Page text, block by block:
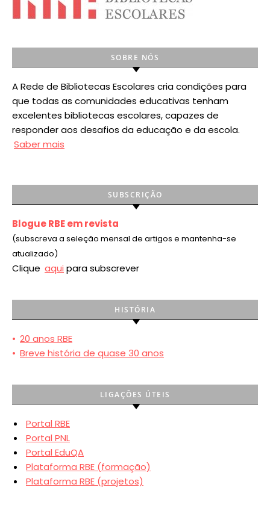
SOBRE NÓS
A Rede de Bibliotecas Escolares cria condições para
que todas as comunidades educativas tenham
excelentes bibliotecas escolares, capazes de
responder aos desafios da educação e da escola.
Saber mais
SUBSCRIÇÃO
Blogue RBE em revista
(subscreva a seleção mensal de artigos e mantenha-se
atualizado)
Clique aqui para subscrever
HISTÓRIA
• 20 anos RBE
• Breve história de quase 30 anos
LIGAÇÕES ÚTEIS
Portal RBE
Portal PNL
Portal EduQA
Plataforma RBE (formação)
Plataforma RBE (projetos)